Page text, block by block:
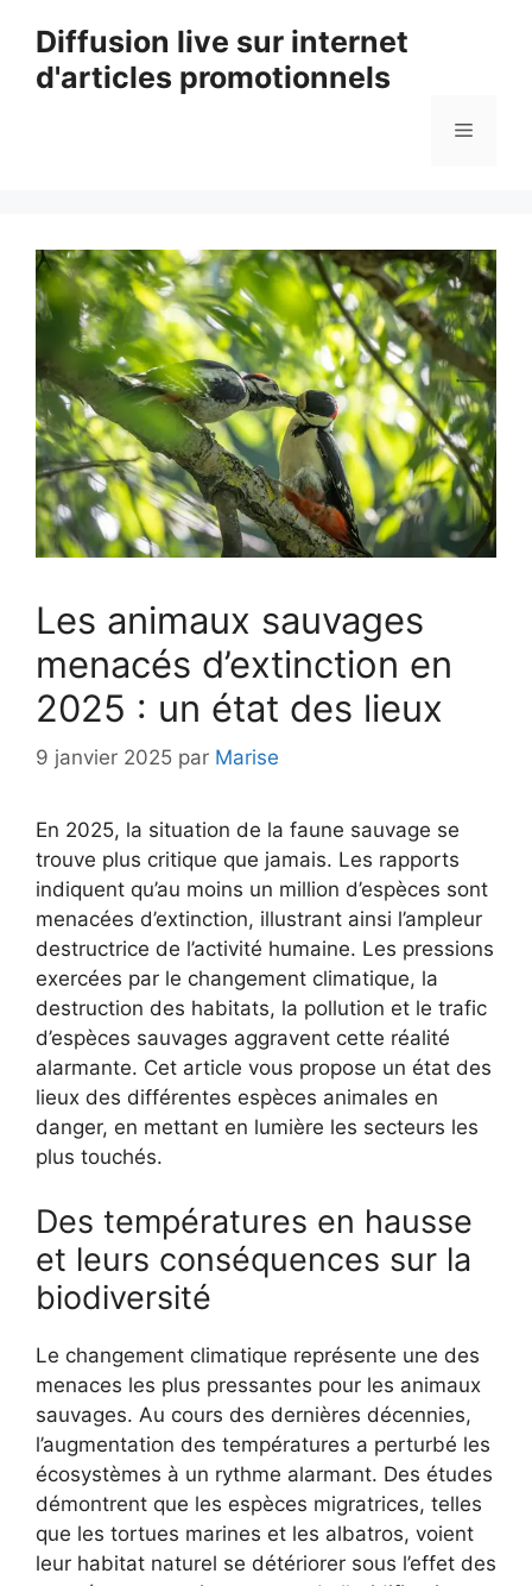
contenu
Diffusion live sur internet
d'articles promotionnels
Menu
Les animaux sauvages
menacés d’extinction en
2025 : un état des lieux
9 janvier 2025 par Marise
En 2025, la situation de la faune sauvage se
trouve plus critique que jamais. Les rapports
indiquent qu’au moins un million d’espèces sont
menacées d’extinction, illustrant ainsi l’ampleur
destructrice de l’activité humaine. Les pressions
exercées par le changement climatique, la
destruction des habitats, la pollution et le trafic
d’espèces sauvages aggravent cette réalité
alarmante. Cet article vous propose un état des
lieux des différentes espèces animales en
danger, en mettant en lumière les secteurs les
plus touchés.
Des températures en hausse
et leurs conséquences sur la
biodiversité
Le changement climatique représente une des
menaces les plus pressantes pour les animaux
sauvages. Au cours des dernières décennies,
l’augmentation des températures a perturbé les
écosystèmes à un rythme alarmant. Des études
démontrent que les espèces migratrices, telles
que les tortues marines et les albatros, voient
leur habitat naturel se détériorer sous l’effet des